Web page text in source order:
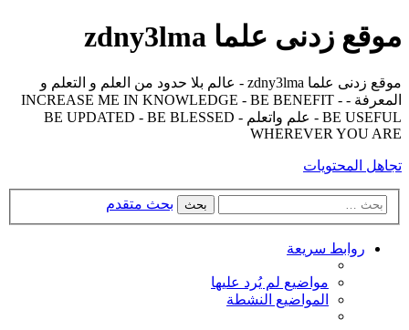
موقع زدنى علما zdny3lma
موقع زدنى علما zdny3lma - عالم بلا حدود من العلم و التعلم و
المعرفة - INCREASE ME IN KNOWLEDGE - BE BENEFIT -
BE USEFUL - علم واتعلم - BE UPDATED - BE BLESSED
WHEREVER YOU ARE
تجاهل المحتويات
بحث بحث متقدم
روابط سريعة
مواضيع لم يُرد عليها
المواضيع النشطة